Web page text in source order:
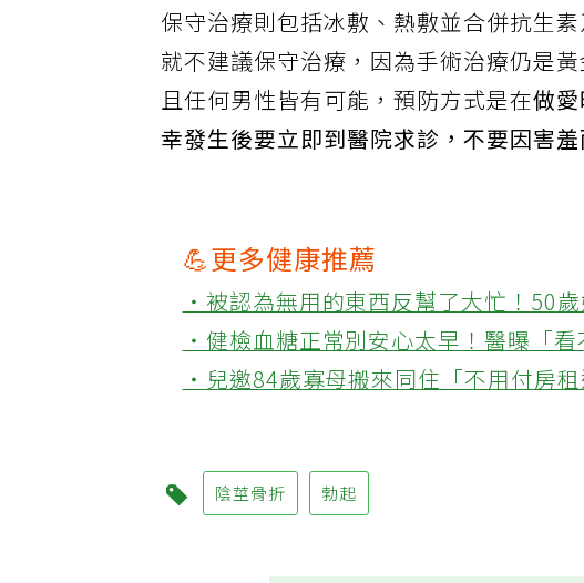
保守治療則包括冰敷、熱敷並合併抗生
就不建議保守治療，因為手術治療仍是
且任何男性皆有可能，預防方式是在做
幸發生後要立即到醫院求診，不要因害羞
💪更多健康推薦
‧被認為無用的東西反幫了大忙！50
‧健檢血糖正常別安心太早！醫曝「
‧兒邀84歲寡母搬來同住「不用付房
陰莖骨折 勃起